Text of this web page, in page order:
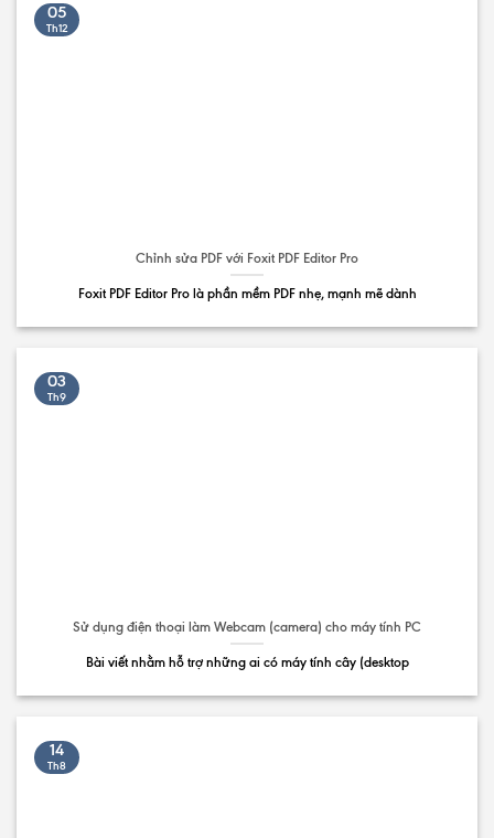
Chỉnh sửa PDF với Foxit PDF Editor Pro
Foxit PDF Editor Pro là phần mềm PDF nhẹ, mạnh mẽ dành
05
Th12
Sử dụng điện thoại làm Webcam (camera) cho máy tính PC
Bài viết nhằm hỗ trợ những ai có máy tính cây (desktop
03
Th9
14
Th8